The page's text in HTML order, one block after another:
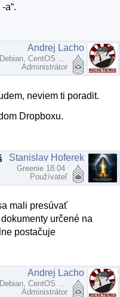
a“.
Andrej Lacho
Debian, CentOS ...
Administrátor
neviem ti poradit.
Dropboxu.
RE: debian - problém s inštaláciou softvéru (nepomôže --configure -a)
Stanislav Hoferek
Greenie 18.04
Používateľ
mali presúvať
určené na
postačuje
Andrej Lacho
Debian, CentOS ...
Administrátor